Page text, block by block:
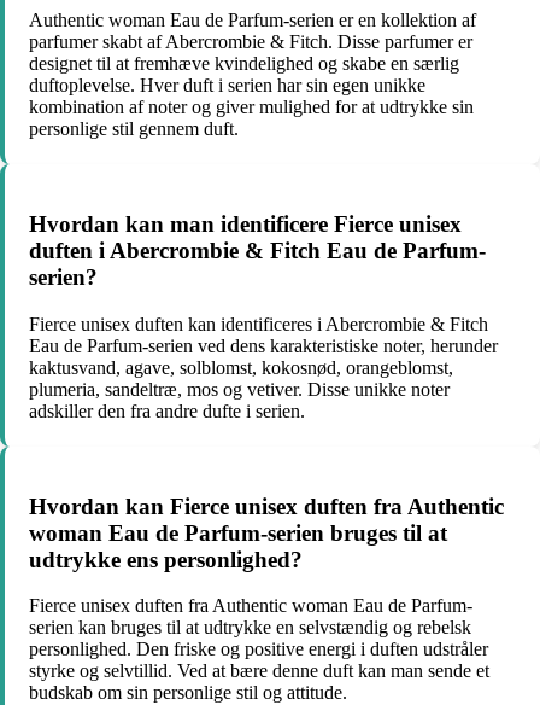
Authentic woman Eau de Parfum-serien er en kollektion af
parfumer skabt af Abercrombie & Fitch. Disse parfumer er
designet til at fremhæve kvindelighed og skabe en særlig
duftoplevelse. Hver duft i serien har sin egen unikke
kombination af noter og giver mulighed for at udtrykke sin
personlige stil gennem duft.
Hvordan kan man identificere Fierce unisex
duften i Abercrombie & Fitch Eau de Parfum-
serien?
Fierce unisex duften kan identificeres i Abercrombie & Fitch
Eau de Parfum-serien ved dens karakteristiske noter, herunder
kaktusvand, agave, solblomst, kokosnød, orangeblomst,
plumeria, sandeltræ, mos og vetiver. Disse unikke noter
adskiller den fra andre dufte i serien.
Hvordan kan Fierce unisex duften fra Authentic
woman Eau de Parfum-serien bruges til at
udtrykke ens personlighed?
Fierce unisex duften fra Authentic woman Eau de Parfum-
serien kan bruges til at udtrykke en selvstændig og rebelsk
personlighed. Den friske og positive energi i duften udstråler
styrke og selvtillid. Ved at bære denne duft kan man sende et
budskab om sin personlige stil og attitude.